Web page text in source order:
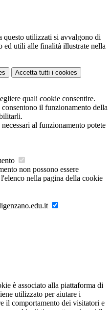
questo utilizzati si avvalgono di
ed utili alle finalità illustrate nella
Accetta tutti i cookies
quali cookie consentire.
il funzionamento della
al funzionamento potete
non possono essere
nella pagina della cookie
è associato alla piattaforma di
utilizzato per aiutare i
il comportamento dei visitatori e